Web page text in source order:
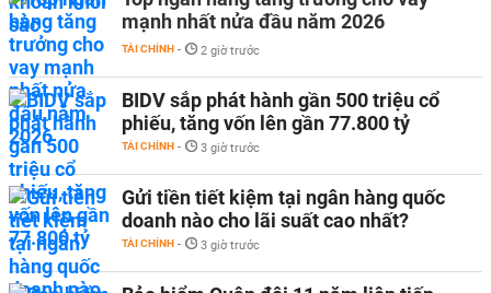
mạnh nhất nửa đầu năm 2026
TÀI CHÍNH - 2 giờ trước
BIDV sắp phát hành gần 500 triệu cổ
phiếu, tăng vốn lên gần 77.800 tỷ
TÀI CHÍNH - 3 giờ trước
Gửi tiền tiết kiệm tại ngân hàng quốc
doanh nào cho lãi suất cao nhất?
TÀI CHÍNH - 3 giờ trước